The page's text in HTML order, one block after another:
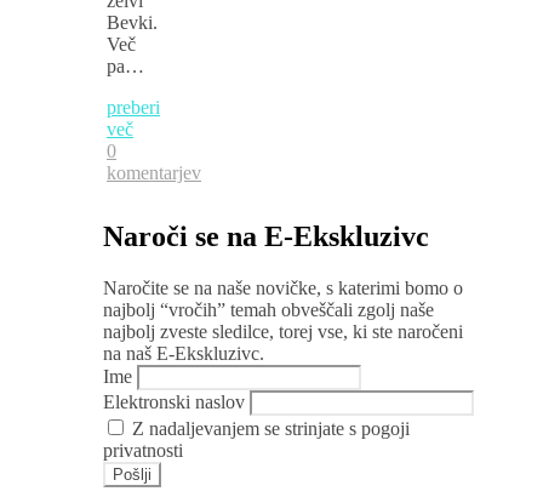
Bevki.
Več
pa…
preberi
več
0
komentarjev
Naroči se na E-Ekskluzivc
Naročite se na naše novičke, s katerimi bomo o
najbolj “vročih” temah obveščali zgolj naše
najbolj zveste sledilce, torej vse, ki ste naročeni
na naš E-Ekskluzivc.
Ime
Elektronski naslov
Z nadaljevanjem se strinjate s pogoji
privatnosti